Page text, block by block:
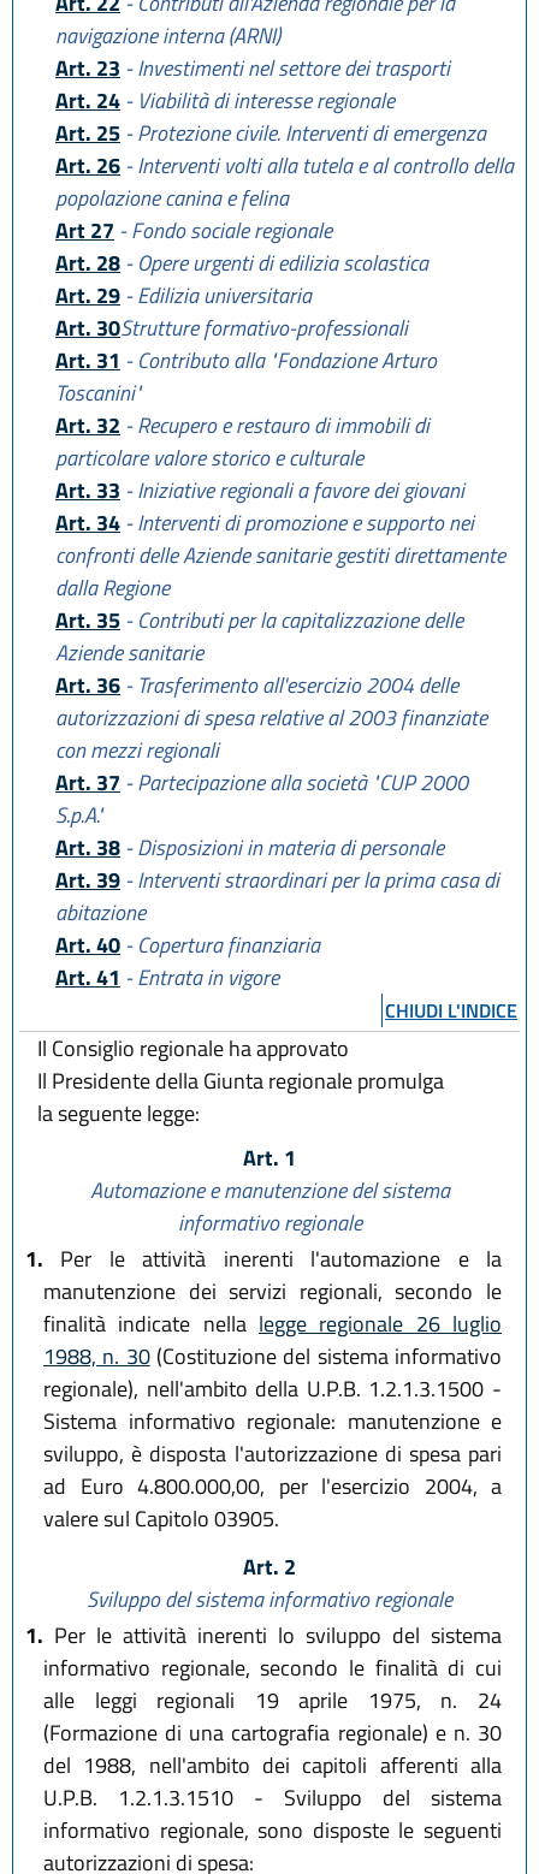
navigazione interna (ARNI)
Art. 23 - Investimenti nel settore dei trasporti
Art. 24 - Viabilità di interesse regionale
Art. 25 - Protezione civile. Interventi di emergenza
Art. 26 - Interventi volti alla tutela e al controllo della
popolazione canina e felina
Art 27 - Fondo sociale regionale
Art. 28 - Opere urgenti di edilizia scolastica
Art. 29 - Edilizia universitaria
Art. 30Strutture formativo-professionali
Art. 31 - Contributo alla "Fondazione Arturo
Toscanini"
Art. 32 - Recupero e restauro di immobili di
particolare valore storico e culturale
Art. 33 - Iniziative regionali a favore dei giovani
Art. 34 - Interventi di promozione e supporto nei
confronti delle Aziende sanitarie gestiti direttamente
dalla Regione
Art. 35 - Contributi per la capitalizzazione delle
Aziende sanitarie
Art. 36 - Trasferimento all'esercizio 2004 delle
autorizzazioni di spesa relative al 2003 finanziate
con mezzi regionali
Art. 37 - Partecipazione alla società "CUP 2000
S.p.A."
Art. 38 - Disposizioni in materia di personale
Art. 39 - Interventi straordinari per la prima casa di
abitazione
Art. 40 - Copertura finanziaria
Art. 41 - Entrata in vigore
CHIUDI L'INDICE
Il Consiglio regionale ha approvato
Il Presidente della Giunta regionale promulga
la seguente legge:
Art. 1
Automazione e manutenzione del sistema
informativo regionale
1. Per le attività inerenti l'automazione e la
manutenzione dei servizi regionali, secondo le
finalità indicate nella legge regionale 26 luglio
1988, n. 30(Costituzione del sistema informativo
regionale), nell'ambito della U.P.B. 1.2.1.3.1500 -
Sistema informativo regionale: manutenzione e
sviluppo, è disposta l'autorizzazione di spesa pari
ad Euro 4.800.000,00, per l'esercizio 2004, a
valere sul Capitolo 03905.
Art. 2
Sviluppo del sistema informativo regionale
1. Per le attività inerenti lo sviluppo del sistema
informativo regionale, secondo le finalità di cui
alle leggi regionali 19 aprile 1975, n. 24
(Formazione di una cartografia regionale) e n. 30
del 1988, nell'ambito dei capitoli afferenti alla
U.P.B. 1.2.1.3.1510 - Sviluppo del sistema
informativo regionale, sono disposte le seguenti
autorizzazioni di spesa: